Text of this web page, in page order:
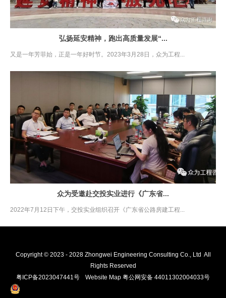
弘扬延安精神，跑出高质量发展“...
又是一年芳菲始，正是一年好时节。2023年3月28日，众为工程...
众为受邀赴交投实业进行《广东省...
2022年7月12日下午，交投实业组织召开《广东省公路房建工程...
Copyright © 2023 - 2028 Zhongwei Engineering Consulting Co., Ltd All
Rights Reserved
粤ICP备2023047441号
Website Map 粤公网安备 44011302004033号